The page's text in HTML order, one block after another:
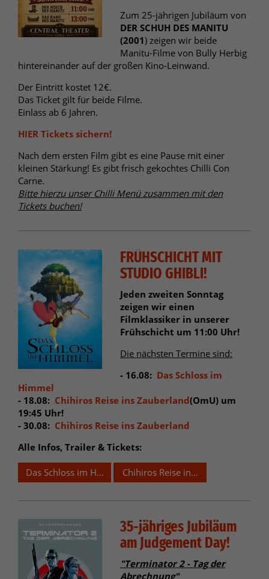
Zum 25-jährigen Jubiläum von
DER SCHUH DES MANITU
(2001) zeigen wir beide
Manitu-Filme von Bully Herbig
hintereinander auf der großen Kino-Leinwand.
Der Eintritt kostet 12€.
Das Ticket gilt für beide Filme.
Einlass ab 6 Jahren.
HIER Tickets sichern!
Nach dem ersten Film gibt es eine Pause mit einer
kleinen Stärkung! Es gibt frisch gekochtes Chilli Con
Carne.
Bitte hierzu unser Chilli Menü zusammen mit den
Tickets buchen!
FRÜHSCHICHT MIT
STUDIO GHIBLI!
Jeden zweiten Sonntag
zeigen wir einen
Filmklassiker in unserer
Frühschicht um 11:00 Uhr!
Die nächsten Termine sind:
- 16.08: Das Schloss im
Himmel
- 18.08: Chihiros Reise ins Zauberland(OmU) um
19:45 Uhr!
- 30.08: Chihiros Reise ins Zauberland
Alle Infos, Trailer & Tickets:
Das Schloss im Himmel - Studio GhibliChihiros Reise ins Zauberland - 25
35-jähriges Jubiläum
am Judgement Day!
"Terminator 2 - Tag der
Abrechnung"